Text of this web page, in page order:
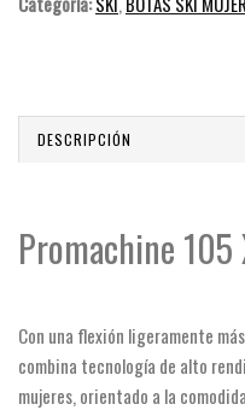
DESCRIPCIÓN
Promachine 105
Con una flexión ligeramente
combina tecnología de alto
mujeres, orientado a la